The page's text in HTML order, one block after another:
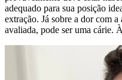
adequado para sua posição
extração. Já sobre a dor com
avaliada, pode ser uma cárie.